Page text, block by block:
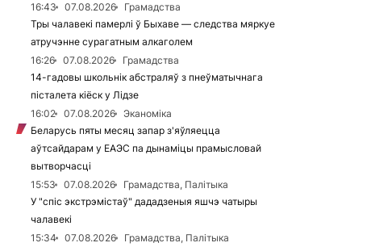
16:43
07.08.2026
Грамадства
Тры чалавекі памерлі ў Быхаве — следства мяркуе
атручэнне сурагатным алкаголем
16:26
07.08.2026
Грамадства
14-гадовы школьнік абстраляў з пнеўматычнага
пісталета кіёск у Лідзе
16:02
07.08.2026
Эканоміка
Беларусь пяты месяц запар з'яўляецца
аўтсайдарам у ЕАЭС па дынаміцы прамысловай
вытворчасці
15:53
07.08.2026
Грамадства, Палітыка
У "спіс экстрэмістаў" дададзеныя яшчэ чатыры
чалавекі
15:34
07.08.2026
Грамадства, Палітыка